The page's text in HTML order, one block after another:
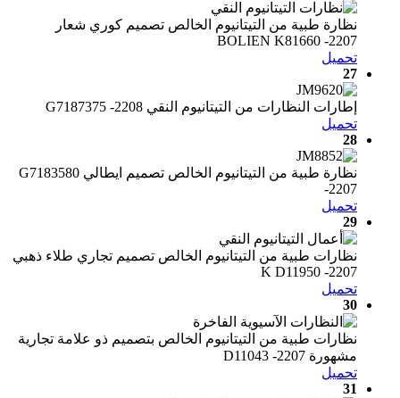
نظارة طبية من التيتانيوم الخالص تصميم كوري شعار
BOLIEN K81660 -2207
تحميل
27
إطارات النظارات من التيتانيوم النقي G7187375 -2208
تحميل
28
نظارة طبية من التيتانيوم الخالص تصميم ايطالي G7183580
-2207
تحميل
29
نظارات طبية من التيتانيوم الخالص تصميم تجاري طلاء ذهبي
K D11950 -2207
تحميل
30
نظارات طبية من التيتانيوم الخالص بتصميم ذو علامة تجارية
مشهورة D11043 -2207
تحميل
31